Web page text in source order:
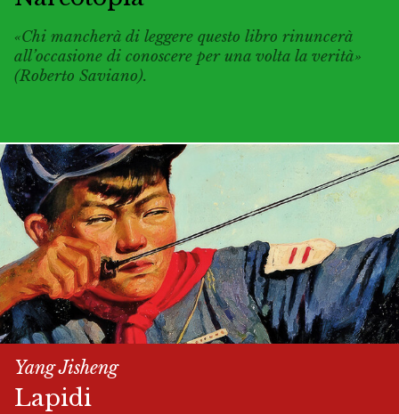
«Chi mancherà di leggere questo libro rinuncerà
all’occasione di conoscere per una volta la verità»
(Roberto Saviano).
Yang Jisheng
Lapidi